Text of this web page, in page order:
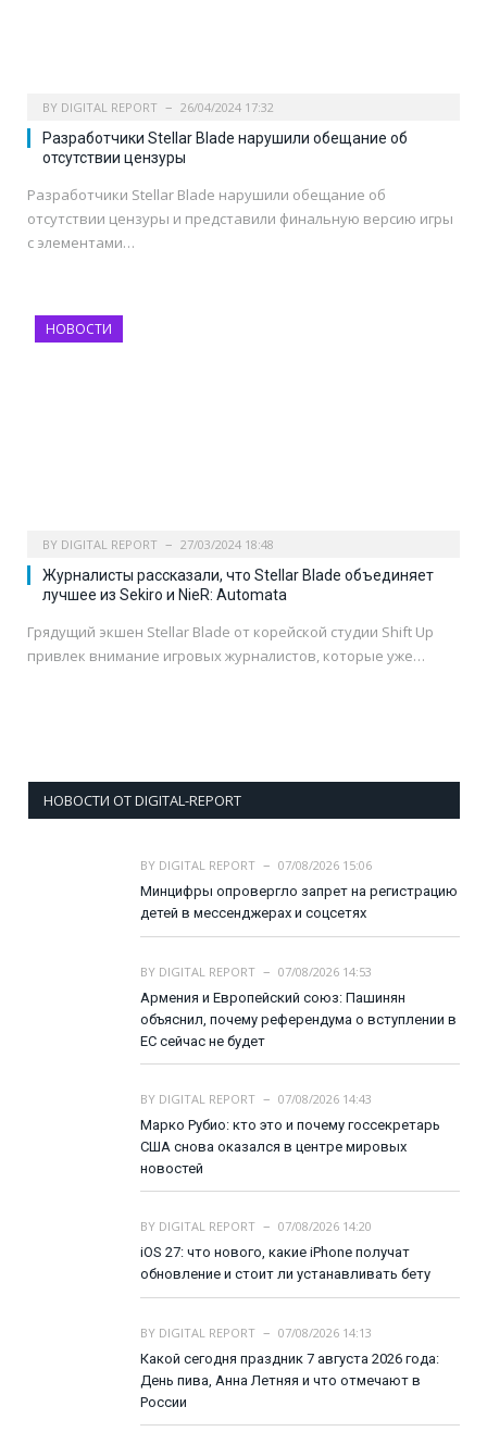
BY DIGITAL REPORT 26/04/2024 17:32
Разработчики Stellar Blade нарушили обещание об
отсутствии цензуры
Разработчики Stellar Blade нарушили обещание об
отсутствии цензуры и представили финальную версию игры
с элементами…
НОВОСТИ
BY DIGITAL REPORT 27/03/2024 18:48
Журналисты рассказали, что Stellar Blade объединяет
лучшее из Sekiro и NieR: Automata
Грядущий экшен Stellar Blade от корейской студии Shift Up
привлек внимание игровых журналистов, которые уже…
НОВОСТИ ОТ DIGITAL-REPORT
BY DIGITAL REPORT
07/08/2026 15:06
Минцифры опровергло запрет на регистрацию
детей в мессенджерах и соцсетях
BY DIGITAL REPORT
07/08/2026 14:53
Армения и Европейский союз: Пашинян
объяснил, почему референдума о вступлении в
ЕС сейчас не будет
BY DIGITAL REPORT
07/08/2026 14:43
Марко Рубио: кто это и почему госсекретарь
США снова оказался в центре мировых
новостей
BY DIGITAL REPORT
07/08/2026 14:20
iOS 27: что нового, какие iPhone получат
обновление и стоит ли устанавливать бету
BY DIGITAL REPORT
07/08/2026 14:13
Какой сегодня праздник 7 августа 2026 года:
День пива, Анна Летняя и что отмечают в
России